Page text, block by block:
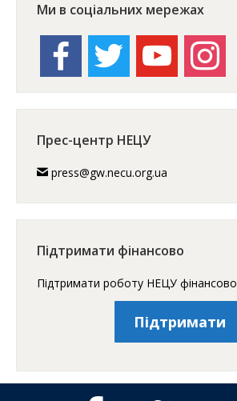
Ми в соціальних мережах
facebook twitter youtube instagram
Прес-центр НЕЦУ
press@gw.necu.org.ua
Підтримати фінансово
Підтримати роботу НЕЦУ фінансово
Підтримати